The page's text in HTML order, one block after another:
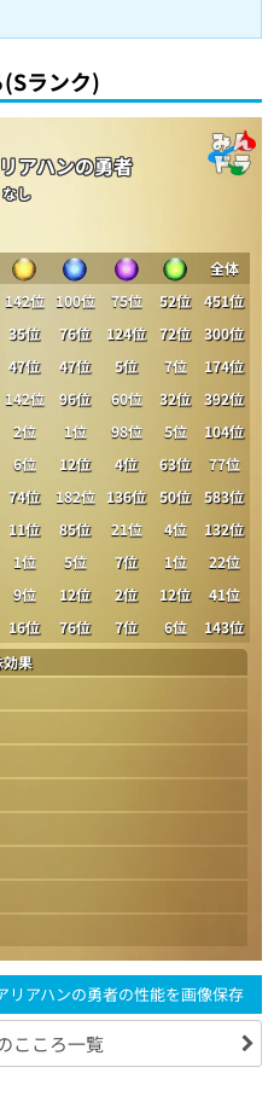
ランク)
アハンの勇者
なし
全体
142位 100位 75位 52位
451位
35位 76位 124位 72位
300位
47位 47位 5位 7位
174位
142位 96位 60位 32位
392位
2位 1位 98位 5位
104位
6位 12位 4位 63位
77位
74位 182位 136位 50位
583位
11位 85位 21位 4位
132位
1位 5位 7位 1位
22位
9位 12位 2位 12位
41位
16位 76位 7位 6位
143位
効果
リアハンの勇者の性能を画像保存
こころ一覧